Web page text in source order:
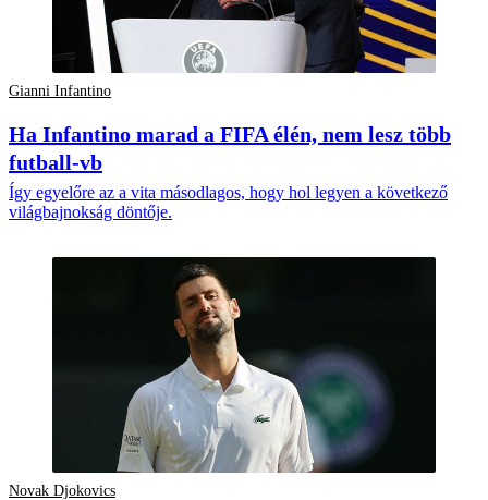
Gianni Infantino
Ha Infantino marad a FIFA élén, nem lesz több
futball-vb
Így egyelőre az a vita másodlagos, hogy hol legyen a következő
világbajnokság döntője.
Novak Djokovics